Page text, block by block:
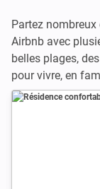
Partez
Airbnb avec
belles plages,
pour vivre, en